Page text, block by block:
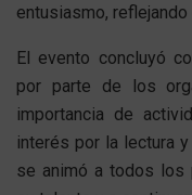
entusiasmo,
El evento concluyó
por parte de los
importancia de
interés por la lectura
se animó a todos los